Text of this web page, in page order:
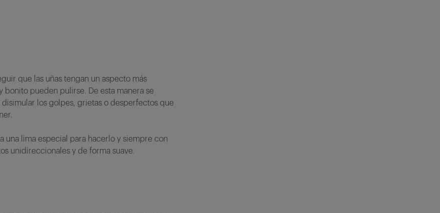
que las uñas tengan un aspecto más
bonito pueden pulirse. De esta manera se
los golpes, grietas o desperfectos que
una lima especial para hacerlo y siempre con
unidireccionales y de forma suave.